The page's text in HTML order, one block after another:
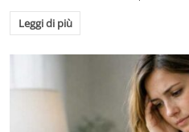
Leggi di più